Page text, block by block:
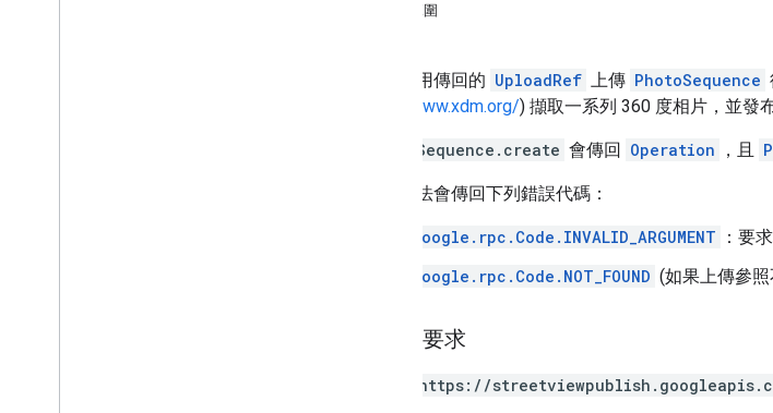
授權範圍
用戶使用傳回的 UploadRef 上傳 PhotoSequence
http://www.xdm.org/) 擷取一系列 360 度相片，並發
photoSequence.create 會傳回 Operation ，且
這個方法會傳回下列錯誤代碼：
google.rpc.Code.INVALID_ARGUMENT
：要
google.rpc.Code.NOT_FOUND (如果上傳參照
HTTP 要求
POST https://